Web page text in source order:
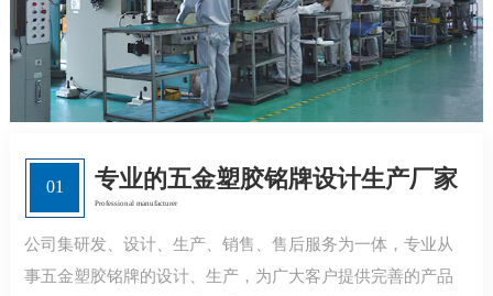
专业的五金塑胶铭牌设计生产厂家
Professional manufacturer
01
公司集研发、设计、生产、销售、售后服务为一体，专业从
事五金塑胶铭牌的设计、生产，为广大客户提供完善的产品